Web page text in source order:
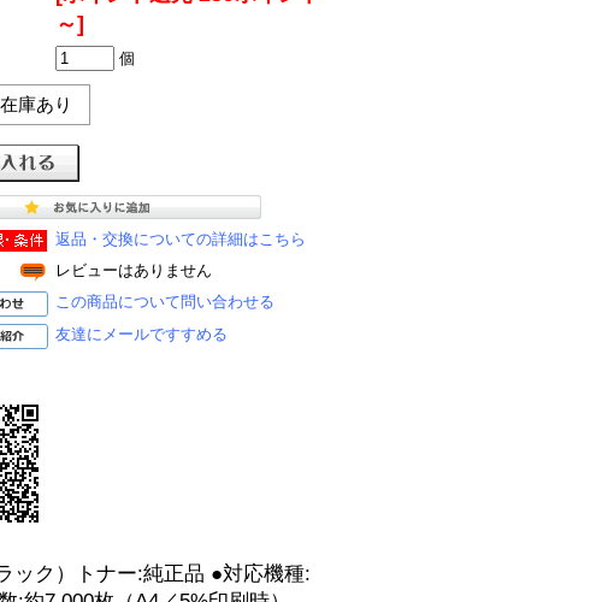
～]
個
在庫あり
返品・交換についての詳細はこちら
レビューはありません
この商品について問い合わせる
友達にメールですすめる
ック）トナー:純正品 ●対応機種: